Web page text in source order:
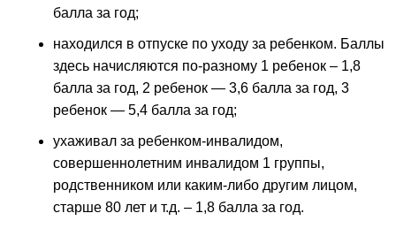
балла за год;
находился в отпуске по уходу за ребенком. Баллы
здесь начисляются по-разному 1 ребенок – 1,8
балла за год, 2 ребенок — 3,6 балла за год, 3
ребенок — 5,4 балла за год;
ухаживал за ребенком-инвалидом,
совершеннолетним инвалидом 1 группы,
родственником или каким-либо другим лицом,
старше 80 лет и т.д. – 1,8 балла за год.